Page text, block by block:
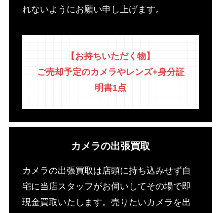
れないようにお願い申し上げます。
【お持ちいただく物】
ご売却予定のカメラやレンズ+身分証
明書1点
カメラの出張買取
カメラの出張買取は店頭に持ち込みせず自
宅に当店スタッフがお伺いしてその場で即
現金買取いたします。売りたいカメラを出